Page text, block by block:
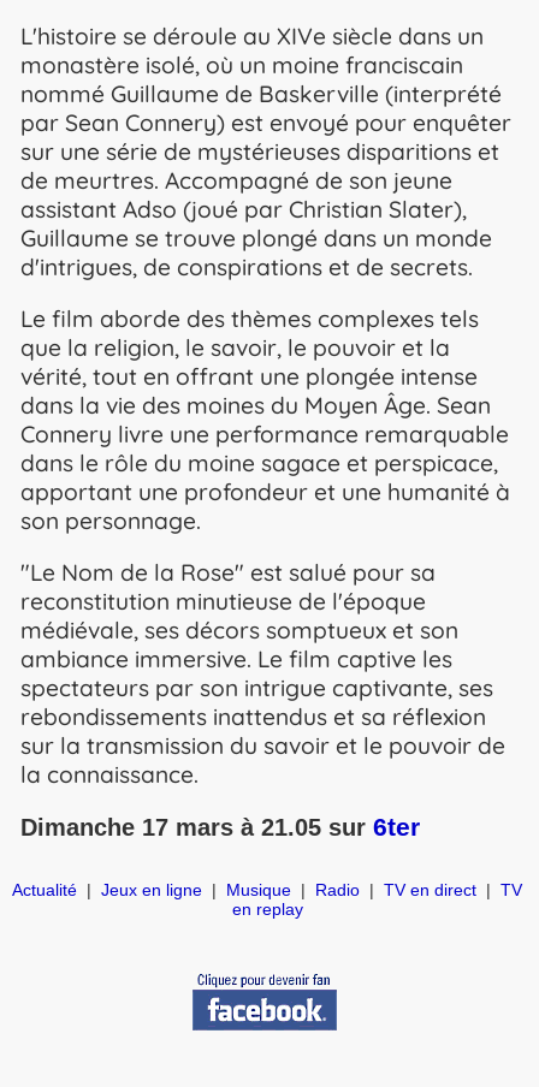
L'histoire se déroule au XIVe siècle dans un
monastère isolé, où un moine franciscain
nommé Guillaume de Baskerville (interprété
par Sean Connery) est envoyé pour enquêter
sur une série de mystérieuses disparitions et
de meurtres. Accompagné de son jeune
assistant Adso (joué par Christian Slater),
Guillaume se trouve plongé dans un monde
d'intrigues, de conspirations et de secrets.
Le film aborde des thèmes complexes tels
que la religion, le savoir, le pouvoir et la
vérité, tout en offrant une plongée intense
dans la vie des moines du Moyen Âge. Sean
Connery livre une performance remarquable
dans le rôle du moine sagace et perspicace,
apportant une profondeur et une humanité à
son personnage.
"Le Nom de la Rose" est salué pour sa
reconstitution minutieuse de l'époque
médiévale, ses décors somptueux et son
ambiance immersive. Le film captive les
spectateurs par son intrigue captivante, ses
rebondissements inattendus et sa réflexion
sur la transmission du savoir et le pouvoir de
la connaissance.
Dimanche 17 mars à 21.05 sur 6ter
Actualité |Jeux en ligne | Musique | Radio |TV en direct |TV
en replay